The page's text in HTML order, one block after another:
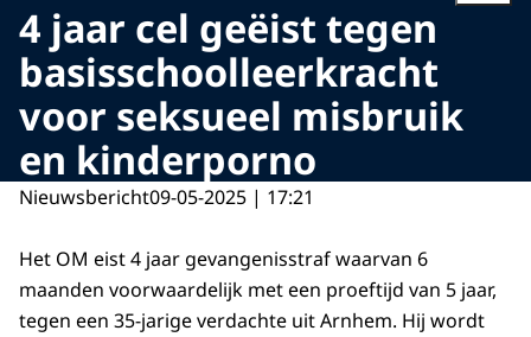
4 jaar cel geëist tegen
basisschoolleerkracht
voor seksueel misbruik
en kinderporno
Nieuwsbericht09-05-2025 | 17:21
Het OM eist 4 jaar gevangenisstraf waarvan 6
maanden voorwaardelijk met een proeftijd van 5 jaar,
tegen een 35-jarige verdachte uit Arnhem. Hij wordt